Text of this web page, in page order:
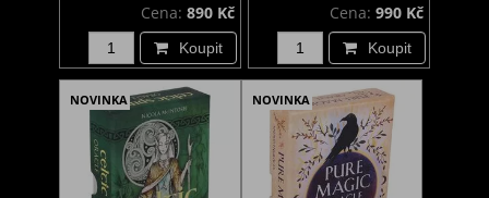
Cena: 890 Kč
Koupit
Cena: 990 Kč
Koupit
NOVINKA NOVINKA